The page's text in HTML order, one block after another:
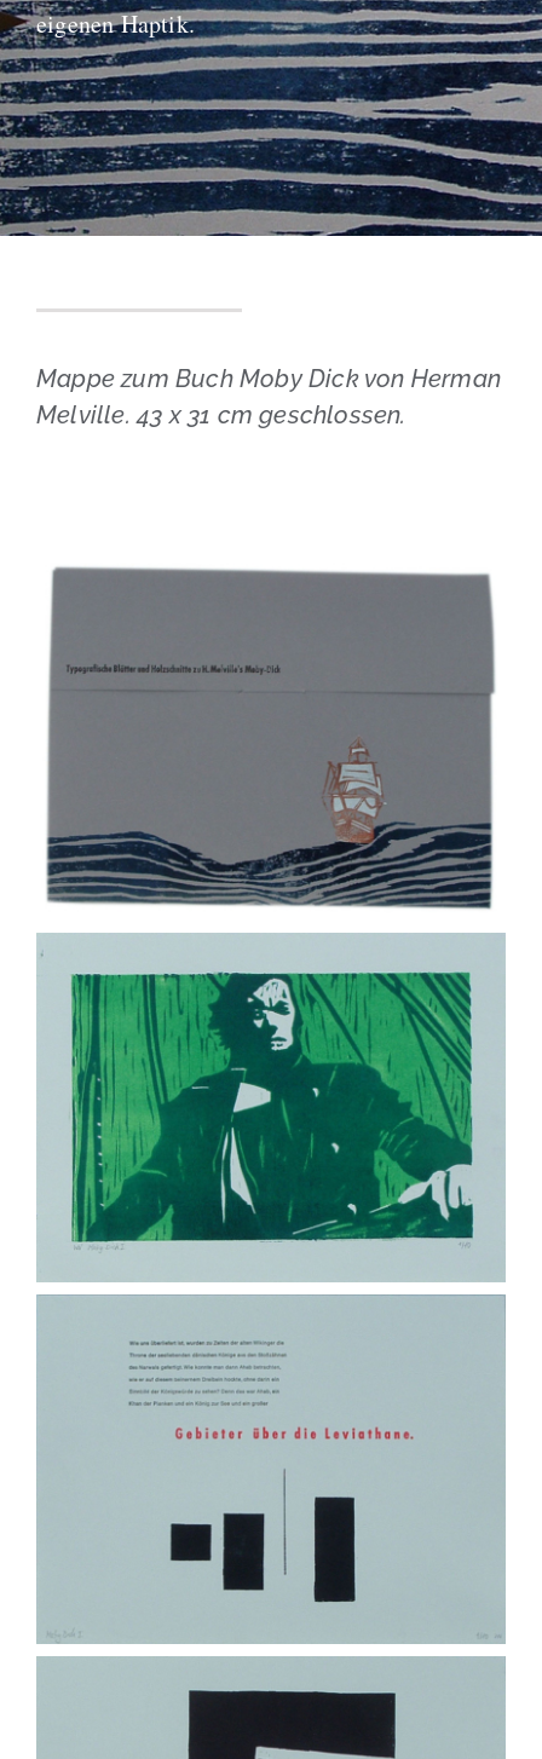
Blog
eigenen Haptik.
Mappe zum Buch Moby Dick von Herman
Melville. 43 x 31 cm geschlossen.